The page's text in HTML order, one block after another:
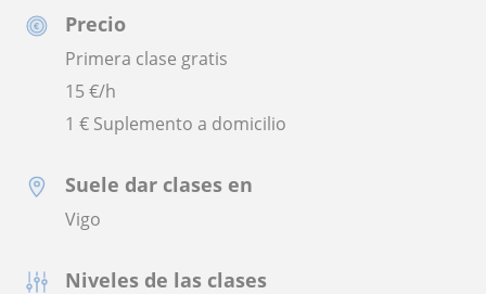
Precio
Primera clase gratis
15€/h
1 € Suplemento a domicilio
Suele dar clases en
Vigo
Niveles de las clases